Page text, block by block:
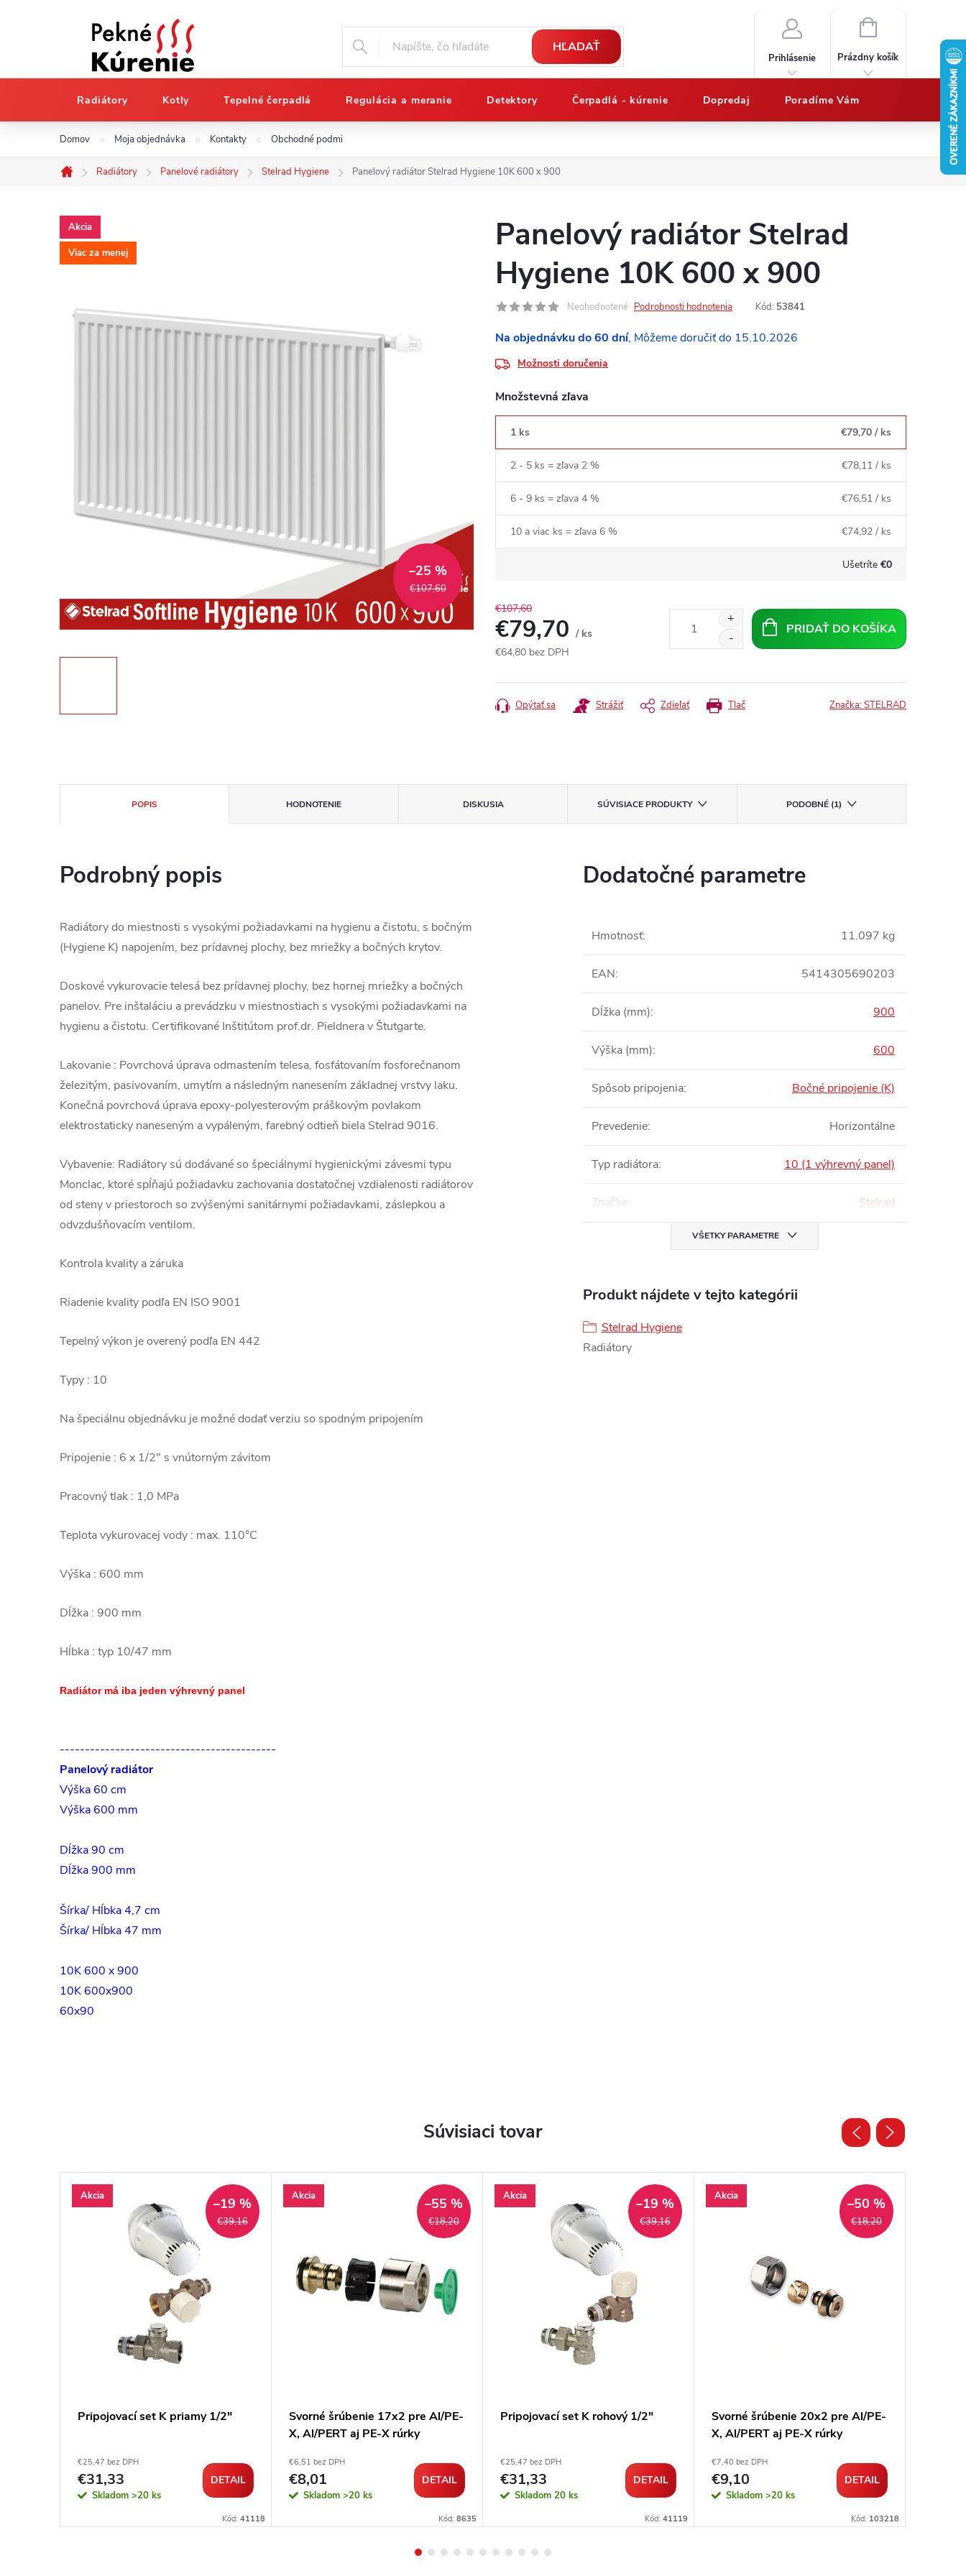
Domov Moja objednávka Kontakty Obchodné podmienky Vypočítajte
HĽADAŤ
Prihlásenie
NÁKUPNÝ
Prázdny košík
Radiátory Kotly Tepelné čerpadlá Regulácia a meranie Detektory Čerpadlá - kúrenie Dopredaj Poradíme Vám
Domov
Radiátory Panelové radiátory Stelrad Hygiene Panelový radiátor Stelrad Hygiene 10K 600 x 900
Akcia
Viac za menej
€107,60
–25 %
Panelový radiátor Stelrad
Hygiene 10K 600 x 900
Neohodnotené Podrobnosti hodnotenia Kód: 53841
Na objednávku do 60 dní 15.10.2026
Možnosti doručenia
Množstevná zľava
1 ks €79,70 / ks
2 - 5 ks = zľava 2 % €78,11 / ks
6 - 9 ks = zľava 4 % €76,51 / ks
10 a viac ks = zľava 6 % €74,92 / ks
Ušetríte €0
€107,60
€79,70 / ks
€64,80 bez DPH
cena:
PRIDAŤ DO KOŠÍKA
Tlač
Opýtať sa Strážiť Zdieľať Značka:STELRAD
POPIS HODNOTENIE DISKUSIA SÚVISIACE PRODUKTY PODOBNÉ (1)
Podrobný popis
Radiátory do miestnosti s vysokými požiadavkami na hygienu a čistotu, s bočným
(Hygiene K) napojením, bez prídavnej plochy, bez mriežky a bočných krytov.
Doskové vykurovacie telesá bez prídavnej plochy, bez hornej mriežky a bočných
panelov. Pre inštaláciu a prevádzku v miestnostiach s vysokými požiadavkami na
hygienu a čistotu. Certifikované Inštitútom prof.dr. Pieldnera v Štutgarte.
Lakovanie : Povrchová úprava odmastením telesa, fosfátovaním fosforečnanom
železitým, pasivovaním, umytím a následným nanesením základnej vrstvy laku.
Konečná povrchová úprava epoxy-polyesterovým práškovým povlakom
elektrostaticky naneseným a vypáleným, farebný odtieň biela Stelrad 9016.
Vybavenie: Radiátory sú dodávané so špeciálnymi hygienickými závesmi typu
Monclac, ktoré spĺňajú požiadavku zachovania dostatočnej vzdialenosti radiátorov
od steny v priestoroch so zvýšenými sanitárnymi požiadavkami, záslepkou a
odvzdušňovacím ventilom.
Kontrola kvality a záruka
Riadenie kvality podľa EN ISO 9001
Tepelný výkon je overený podľa EN 442
Typy : 10
Na špeciálnu objednávku je možné dodať verziu so spodným pripojením
Pripojenie : 6 x 1/2" s vnútorným závitom
Pracovný tlak : 1,0 MPa
Teplota vykurovacej vody : max. 110°C
Výška : 600 mm
Dĺžka : 900 mm
Hĺbka : typ 10/47 mm
Radiátor má iba jeden výhrevný panel
-------------------------------------------
Panelový radiátor
Výška 60 cm
Výška 600 mm
Dĺžka 90 cm
Dĺžka 900 mm
Šírka/ Hĺbka 4,7 cm
Šírka/ Hĺbka 47 mm
10K 600 x 900
10K 600x900
60x90
Dodatočné parametre
Hmotnosť: 11.097 kg
EAN: 5414305690203
Dĺžka (mm): 900
Výška (mm): 600
Spôsob pripojenia: Bočné pripojenie (K)
Prevedenie: Horizontálne
Typ radiátora: 10 (1 výhrevný panel)
Značka: Stelrad
VŠETKY PARAMETRE
Produkt nájdete v tejto kategórii
Stelrad Hygiene
Radiátory
Súvisiaci tovar
Akcia
€39,16
–19 %
Pripojovací set K priamy 1/2"
€25,47 bez DPH
€31,33
Skladom >20 ks
DETAIL
Kód: 41118
Akcia
€18,20
–55 %
Svorné šrúbenie 17x2 pre Al/PE-
X, Al/PERT aj PE-X rúrky
€6,51 bez DPH
€8,01
Skladom >20 ks
DETAIL
Kód: 8635
Akcia
€39,16
–19 %
Pripojovací set K rohový 1/2"
€25,47 bez DPH
€31,33
Skladom 20 ks
DETAIL
Kód: 41119
Akcia
€18,20
–50 %
Svorné šrúbenie 20x2 pre Al/PE-
X, Al/PERT aj PE-X rúrky
€7,40 bez DPH
€9,10
Skladom >20 ks
DETAIL
Kód: 103218